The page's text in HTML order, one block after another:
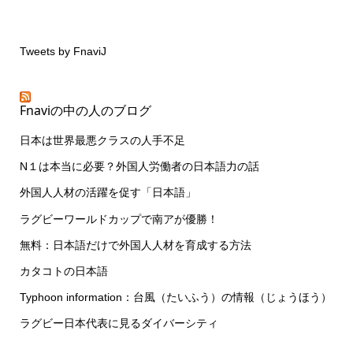
Tweets by FnaviJ
Fnaviの中の人のブログ
日本は世界最悪クラスの人手不足
N１は本当に必要？外国人労働者の日本語力の話
外国人人材の活躍を促す「日本語」
ラグビーワールドカップで南アが優勝！
無料：日本語だけで外国人人材を育成する方法
カタコトの日本語
Typhoon information：台風（たいふう）の情報（じょうほう）
ラグビー日本代表に見るダイバーシティ